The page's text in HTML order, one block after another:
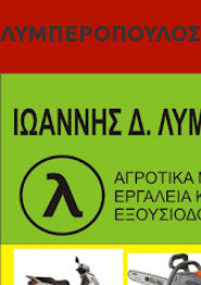
ΛΥΜΠΕΡΟΠΟΥΛΟΣ